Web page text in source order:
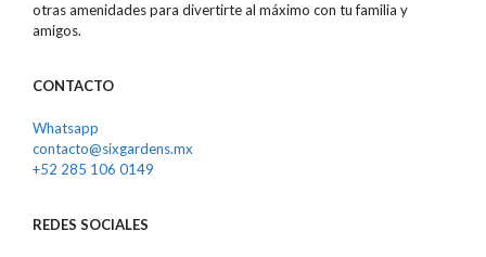
otras amenidades para divertirte al máximo con tu familia y
amigos.
CONTACTO
Whatsapp
contacto@sixgardens.mx
+52 285 106 0149
REDES SOCIALES